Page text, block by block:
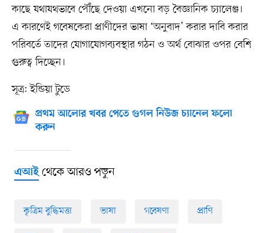
কাছে যথাযথভাবে পৌঁছে দেওয়া এখনো বড় বৈজ্ঞানিক চ্যালেঞ্জ।
এ কারণেই গবেষকেরা প্রাণীদের ভাষা ‘অনুবাদ’ করার দাবি করার
পরিবর্তে তাদের যোগাযোগব্যবস্থার গঠন ও অর্থ বোঝার ওপর বেশি
গুরুত্ব দিচ্ছেন।
সূত্র: ইন্ডিয়া টুডে
প্রথম আলোর খবর পেতে গুগল নিউজ চ্যানেল ফলো
করুন
এআইথেকে আরও পড়ুন
কৃত্রিম বুদ্ধিমত্তা ভাষা গবেষণা প্রাণি